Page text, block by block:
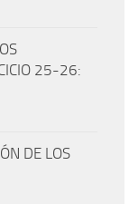
25-26:
DE LOS